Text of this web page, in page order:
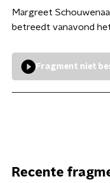
Margreet
betreedt vanavond
Fragment niet
Recente